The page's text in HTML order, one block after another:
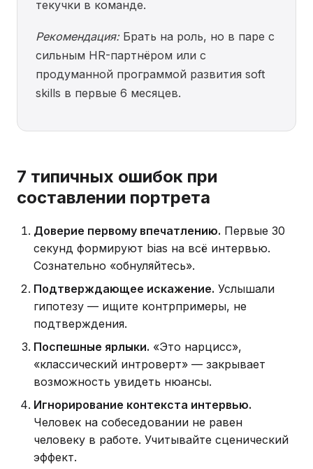
текучки в команде.
Рекомендация:Брать на роль, но в паре с
сильным HR-партнёром или с
продуманной программой развития soft
skills в первые 6 месяцев.
7 типичных ошибок при
составлении портрета
Доверие первому впечатлению. Первые 30
секунд формируют bias на всё интервью.
Сознательно «обнуляйтесь».
Подтверждающее искажение. Услышали
гипотезу — ищите контрпримеры, не
подтверждения.
Поспешные ярлыки. «Это нарцисс»,
«классический интроверт» — закрывает
возможность увидеть нюансы.
Игнорирование контекста интервью.
Человек на собеседовании не равен
человеку в работе. Учитывайте сценический
эффект.